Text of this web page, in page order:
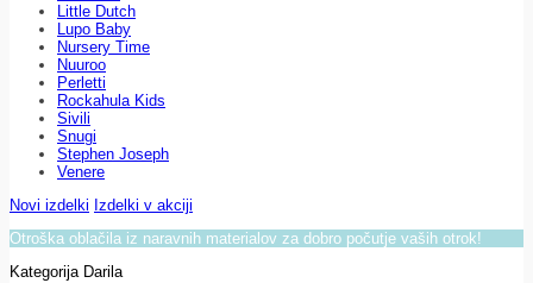
Little Dutch
Lupo Baby
Nursery Time
Nuuroo
Perletti
Rockahula Kids
Sivili
Snugi
Stephen Joseph
Venere
Novi izdelki Izdelki v akciji
Otroška oblačila iz naravnih materialov za dobro počutje vaših otrok!
Kategorija Darila